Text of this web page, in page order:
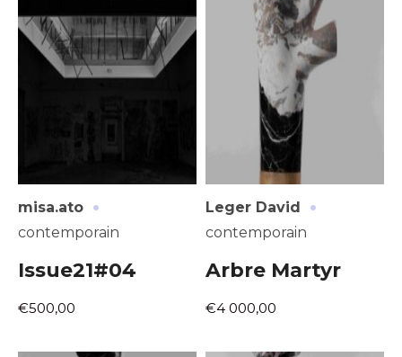
misa.ato ·
contemporain
Issue21#04
€500,00
Leger David ·
contemporain
Arbre Martyr
€4 000,00